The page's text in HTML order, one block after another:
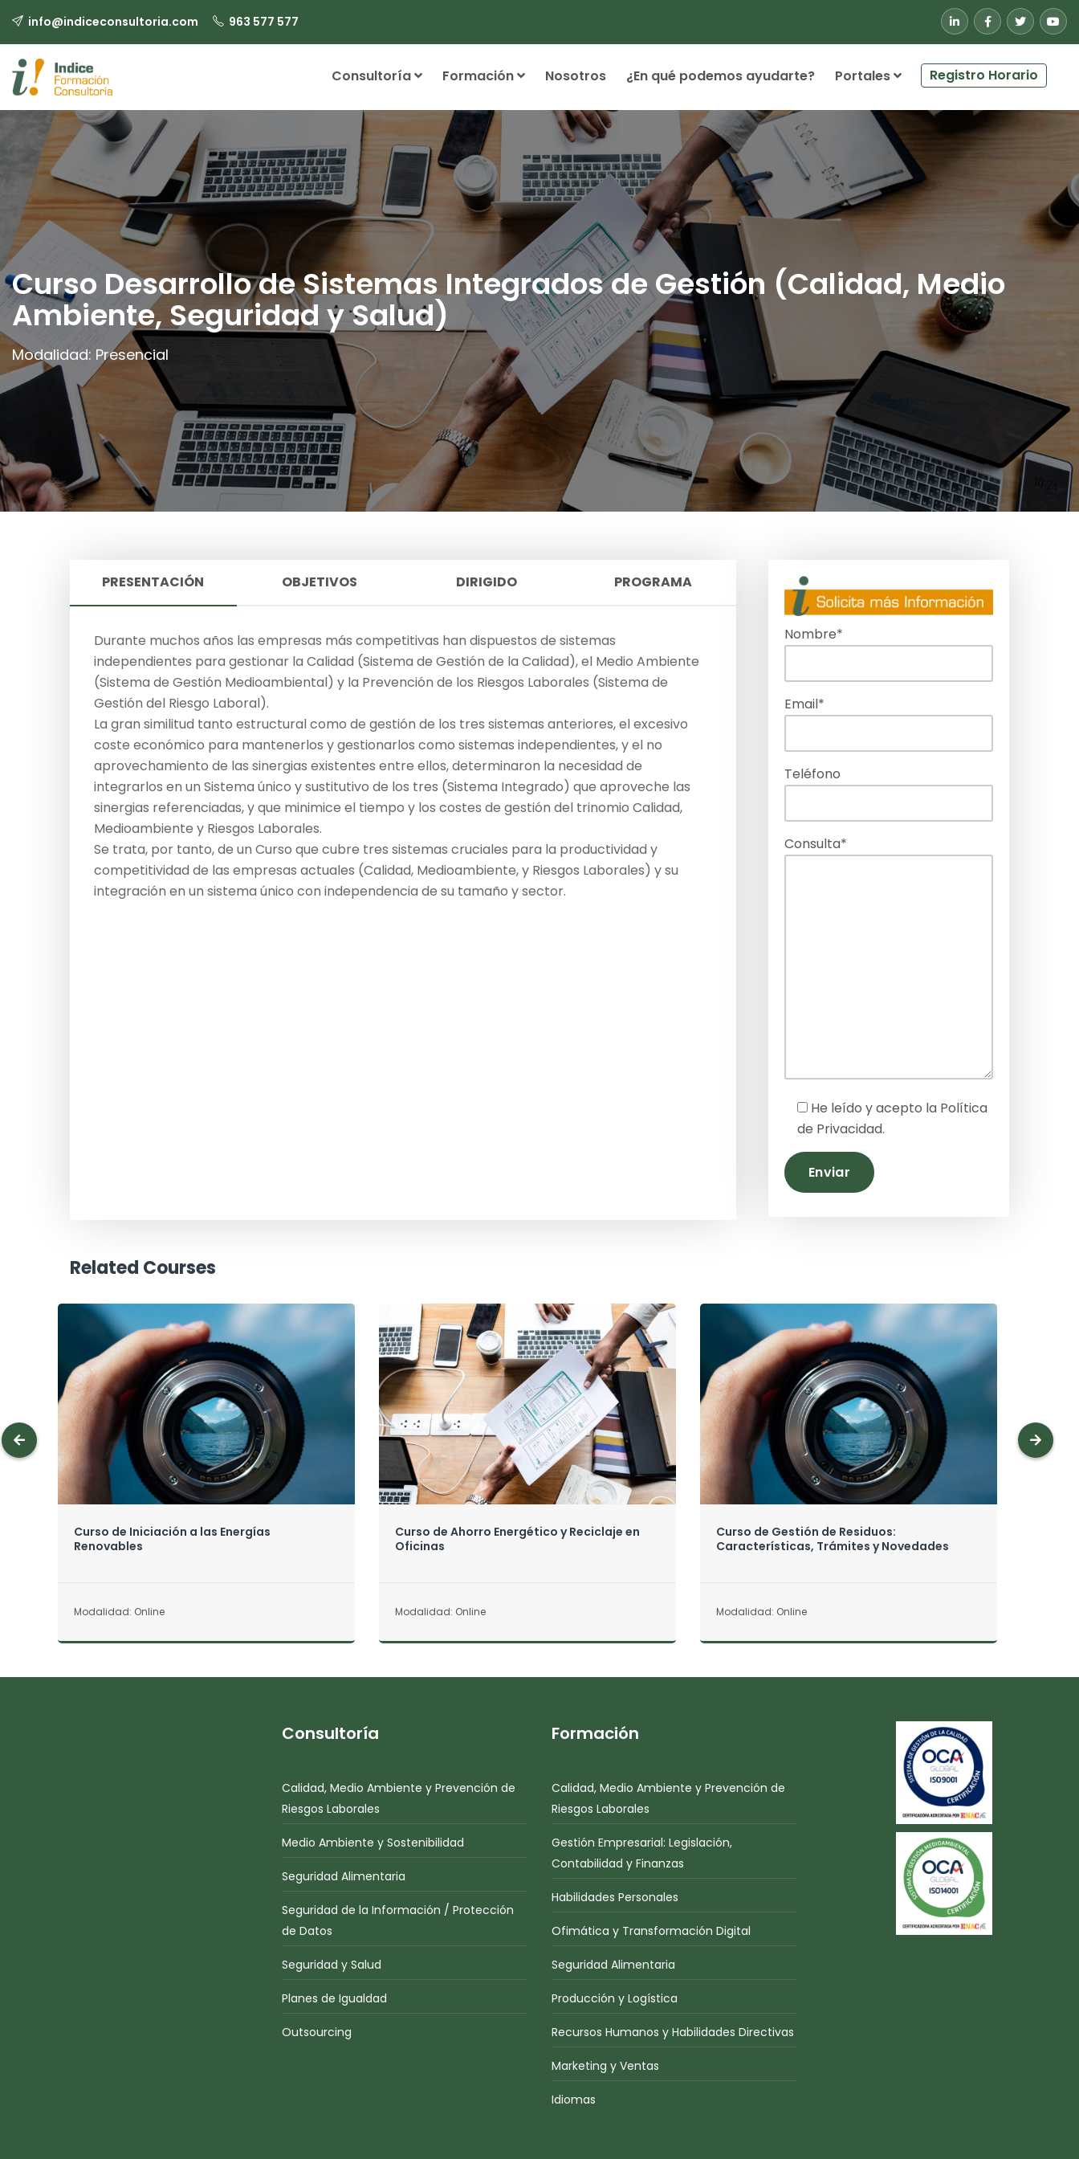
info@indiceconsultoria.com 963 577 577
Consultoría Formación Nosotros ¿En qué podemos ayudarte? Portales Registro Horario
Curso Desarrollo de Sistemas Integrados de Gestión (Calidad, Medio
Ambiente, Seguridad y Salud)
Modalidad: Presencial
PRESENTACIÓN OBJETIVOS DIRIGIDO PROGRAMA
Durante muchos años las empresas más competitivas han dispuestos de sistemas
independientes para gestionar la Calidad (Sistema de Gestión de la Calidad), el Medio Ambiente
(Sistema de Gestión Medioambiental) y la Prevención de los Riesgos Laborales (Sistema de
Gestión del Riesgo Laboral).
La gran similitud tanto estructural como de gestión de los tres sistemas anteriores, el excesivo
coste económico para mantenerlos y gestionarlos como sistemas independientes, y el no
aprovechamiento de las sinergias existentes entre ellos, determinaron la necesidad de
integrarlos en un Sistema único y sustitutivo de los tres (Sistema Integrado) que aproveche las
sinergias referenciadas, y que minimice el tiempo y los costes de gestión del trinomio Calidad,
Medioambiente y Riesgos Laborales.
Se trata, por tanto, de un Curso que cubre tres sistemas cruciales para la productividad y
competitividad de las empresas actuales (Calidad, Medioambiente, y Riesgos Laborales) y su
integración en un sistema único con independencia de su tamaño y sector.
Nombre*
Email*
Teléfono
Consulta*
He leído y acepto la Política
de Privacidad.
Related Courses
Curso de Iniciación a las Energías
Renovables
Modalidad: Online
Curso de Ahorro Energético y Reciclaje en
Oficinas
Modalidad: Online
Curso de Gestión de Residuos:
Características, Trámites y Novedades
Modalidad: Online
Consultoría
Calidad, Medio Ambiente y Prevención de
Riesgos Laborales
Medio Ambiente y Sostenibilidad
Seguridad Alimentaria
Seguridad de la Información / Protección
de Datos
Seguridad y Salud
Planes de Igualdad
Outsourcing
Formación
Calidad, Medio Ambiente y Prevención de
Riesgos Laborales
Gestión Empresarial: Legislación,
Contabilidad y Finanzas
Habilidades Personales
Ofimática y Transformación Digital
Seguridad Alimentaria
Producción y Logística
Recursos Humanos y Habilidades Directivas
Marketing y Ventas
Idiomas